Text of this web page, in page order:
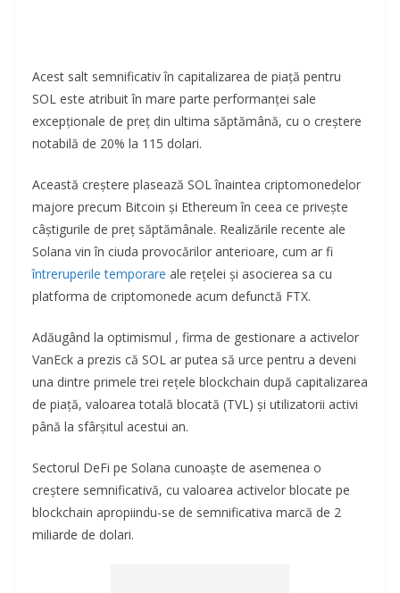
Acest salt semnificativ în capitalizarea de piață pentru
SOL este atribuit în mare parte performanței sale
excepționale de preț din ultima săptămână, cu o creștere
notabilă de 20% la 115 dolari.
Această creștere plasează SOL înaintea criptomonedelor
majore precum Bitcoin și Ethereum în ceea ce privește
câștigurile de preț săptămânale. Realizările recente ale
Solana vin în ciuda provocărilor anterioare, cum ar fi
întreruperile temporare ale rețelei și asocierea sa cu
platforma de criptomonede acum defunctă FTX.
Adăugând la optimismul , firma de gestionare a activelor
VanEck a prezis că SOL ar putea să urce pentru a deveni
una dintre primele trei rețele blockchain după capitalizarea
de piață, valoarea totală blocată (TVL) și utilizatorii activi
până la sfârșitul acestui an.
Sectorul DeFi pe Solana cunoaște de asemenea o
creștere semnificativă, cu valoarea activelor blocate pe
blockchain apropiindu-se de semnificativa marcă de 2
miliarde de dolari.